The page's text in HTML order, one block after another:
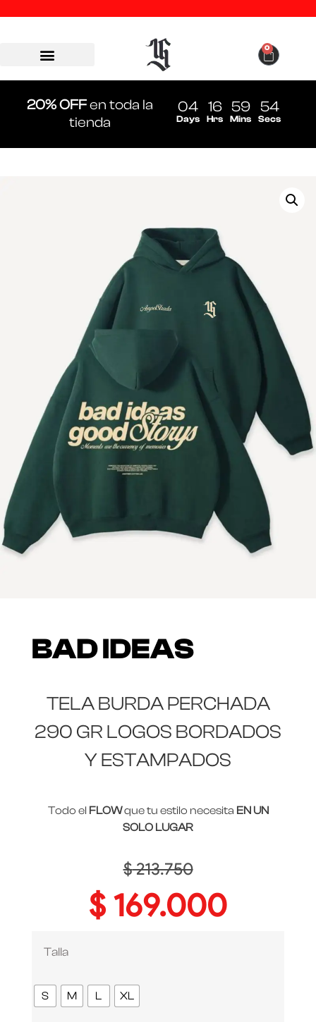
0
20% OFFen toda la
tienda
04
Days
16
Hrs
59
Mins
54
Secs
BAD IDEAS
TELA BURDA PERCHADA
290 GR LOGOS BORDADOS
Y ESTAMPADOS
Todo el FLOWque tu estilo necesita EN UN
SOLO LUGAR
$213.750
$ 169.000
Talla
S M L XL